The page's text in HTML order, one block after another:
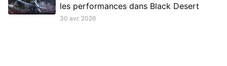
les performances dans Black Desert
30 avr. 2026